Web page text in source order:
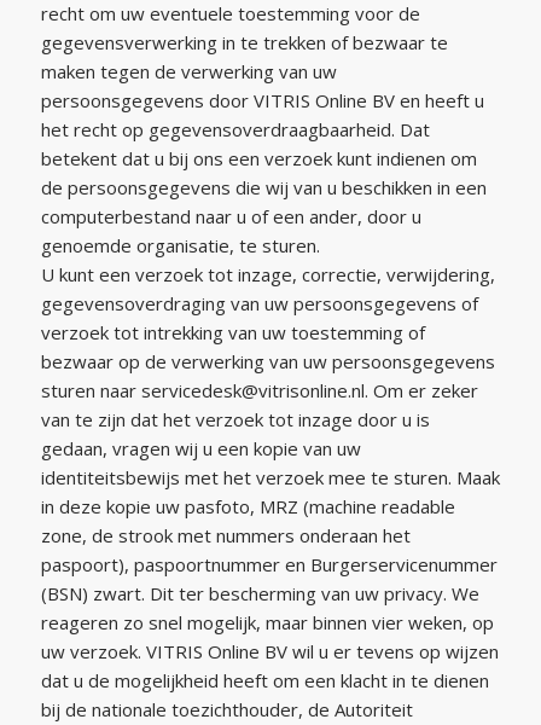
recht om uw eventuele toestemming voor de
gegevensverwerking in te trekken of bezwaar te
maken tegen de verwerking van uw
persoonsgegevens door VITRIS Online BV en heeft u
het recht op gegevensoverdraagbaarheid. Dat
betekent dat u bij ons een verzoek kunt indienen om
de persoonsgegevens die wij van u beschikken in een
computerbestand naar u of een ander, door u
genoemde organisatie, te sturen.
U kunt een verzoek tot inzage, correctie, verwijdering,
gegevensoverdraging van uw persoonsgegevens of
verzoek tot intrekking van uw toestemming of
bezwaar op de verwerking van uw persoonsgegevens
sturen naar servicedesk@vitrisonline.nl. Om er zeker
van te zijn dat het verzoek tot inzage door u is
gedaan, vragen wij u een kopie van uw
identiteitsbewijs met het verzoek mee te sturen. Maak
in deze kopie uw pasfoto, MRZ (machine readable
zone, de strook met nummers onderaan het
paspoort), paspoortnummer en Burgerservicenummer
(BSN) zwart. Dit ter bescherming van uw privacy. We
reageren zo snel mogelijk, maar binnen vier weken, op
uw verzoek. VITRIS Online BV wil u er tevens op wijzen
dat u de mogelijkheid heeft om een klacht in te dienen
bij de nationale toezichthouder, de Autoriteit